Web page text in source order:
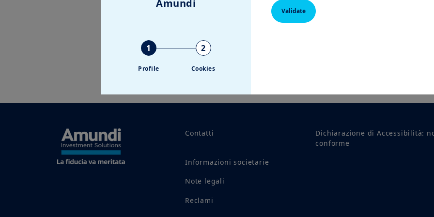
Amundi
1
Profile
2
Cookies
Validate
Contatti
Informazioni societarie
Note legali
Reclami
Dichiarazione di Accessibilità:
conforme